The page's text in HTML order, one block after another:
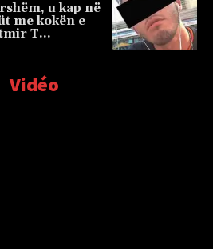
u kap në
me kokën e
T…
Vidéo